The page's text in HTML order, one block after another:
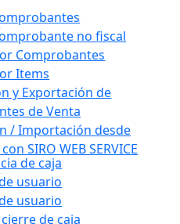
no fiscal
Comprobantes
Items
y Exportación de
de Venta
/ Importación desde
SIRO WEB SERVICE
de caja
usuario
usuario
de caja